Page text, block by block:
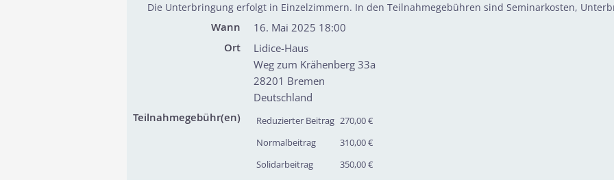
Die Unterbringung erfolgt in Einzelzimmern. In den Teilnahmegebühren sind Seminarkosten,
Wann 16. Mai 2025 18:00
Ort
Lidice-Haus
Weg zum Krähenberg 33a
28201 Bremen
Deutschland
Teilnahmegebühr(en) Reduzierter Beitrag 270,00 €
Normalbeitrag
310,00 €
Solidarbeitrag
350,00 €